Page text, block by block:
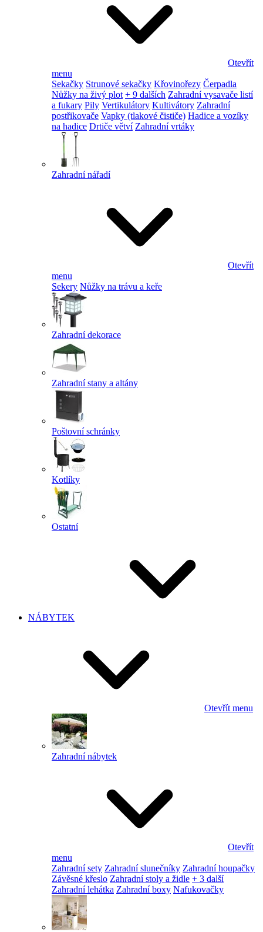
Otevřít
menu
Sekačky Strunové sekačky Křovinořezy Čerpadla
Nůžky na živý plot + 9 dalších Zahradní vysavače listí
a fukary Pily Vertikulátory Kultivátory Zahradní
postřikovače Vapky (tlakové čističe) Hadice a vozíky
na hadice Drtiče větví Zahradní vrtáky
Zahradní nářadí
Otevřít
menu
Sekery Nůžky na trávu a keře
Zahradní dekorace
Zahradní stany a altány
Poštovní schránky
Kotlíky
Ostatní
NÁBYTEK
Otevřít menu
Zahradní nábytek
Otevřít
menu
Zahradní sety Zahradní slunečníky Zahradní houpačky
Závěsné křeslo Zahradní stoly a židle + 3 další
Zahradní lehátka Zahradní boxy Nafukovačky